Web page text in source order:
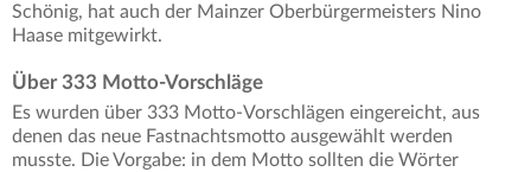
Schönig, hat auch der Mainzer Oberbürgermeisters Nino
Haase mitgewirkt.
Über 333 Motto-Vorschläge
Es wurden über 333 Motto-Vorschlägen eingereicht, aus
denen das neue Fastnachtsmotto ausgewählt werden
musste. Die Vorgabe: in dem Motto sollten die Wörter